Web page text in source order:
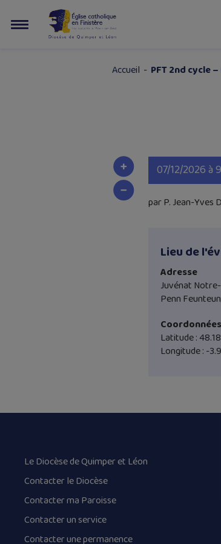
Accueil - PFT 2nd cycle
07/12/2026 à
par P. Jean-Yves
Lieu de
Adresse
Juvénat
Penn
Coordonnées
Latitude :
Longitude : -
Le Diocèse de Quimper et Léon
Contacter le Diocèse
Contacter ma Paroisse
Contacter un service
Contacter une permanence